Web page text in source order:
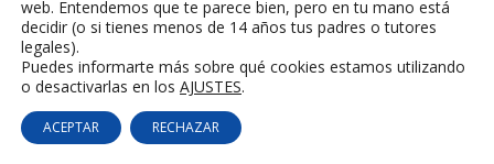
web. Entendemos que te parece bien, pero en tu mano está
decidir (o si tienes menos de 14 años tus padres o tutores
legales).
Puedes informarte más sobre qué cookies estamos utilizando
o desactivarlas en los AJUSTES.
ACEPTAR RECHAZAR